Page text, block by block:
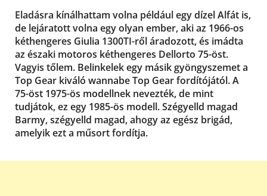
Eladásra kínálhattam volna például egy dízel Alfát is,
de lejáratott volna egy olyan ember, aki az 1966-os
kéthengeres Giulia 1300TI-ről áradozott, és imádta
az északi motoros kéthengeres Dellorto 75-öst.
Vagyis tőlem. Belinkelek egy másik gyöngyszemet a
Top Gear kiváló wannabe Top Gear fordítójától. A
75-öst 1975-ös modellnek nevezték, de mint
tudjátok, ez egy 1985-ös modell. Szégyelld magad
Barmy, szégyelld magad, ahogy az egész brigád,
amelyik ezt a műsort fordítja.